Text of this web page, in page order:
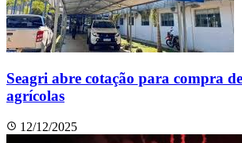
Seagri abre cotação para compra
agrícolas
12/12/2025